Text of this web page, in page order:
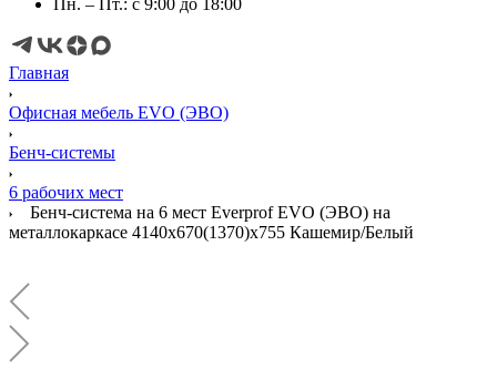
Пн. – Пт.: с 9:00 до 18:00
Главная
Офисная мебель EVO (ЭВО)
Бенч-системы
6 рабочих мест
Бенч-система на 6 мест Everprof EVO (ЭВО) на
металлокаркасе 4140х670(1370)x755 Кашемир/Белый